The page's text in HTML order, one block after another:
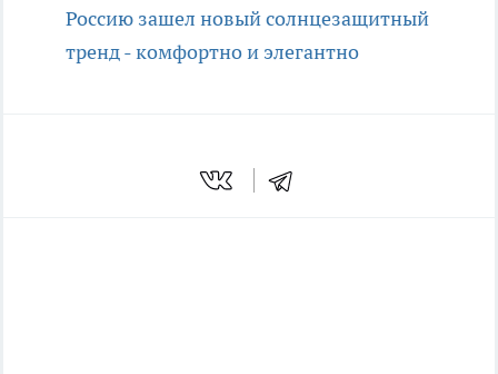
Россию зашел новый солнцезащитный
тренд - комфортно и элегантно